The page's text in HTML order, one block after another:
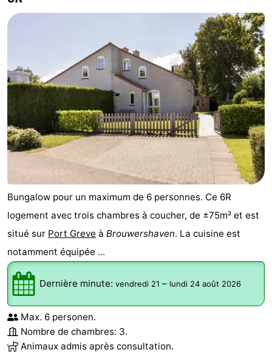
Bungalow pour un maximum de 6 personnes. Ce 6R
logement avec trois chambres à coucher, de ±75m² et est
situé sur Port Greve à Brouwershaven. La cuisine est
notamment équipée ...
Dernière minute: vendredi 21 – lundi 24 août 2026
Max. 6 personen.
Nombre de chambres: 3.
Animaux admis après consultation.